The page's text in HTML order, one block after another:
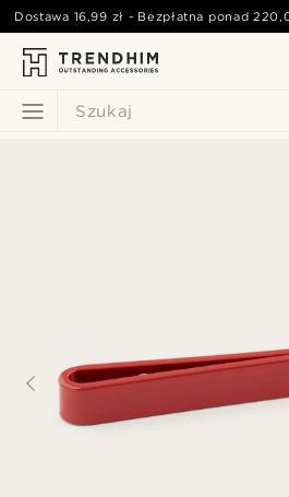
Szukaj
Dostawa 16,99 zł - Bezpłatna ponad